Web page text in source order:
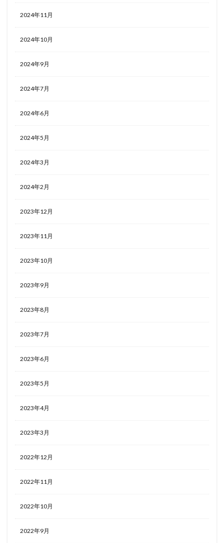
2024年11月
2024年10月
2024年9月
2024年7月
2024年6月
2024年5月
2024年3月
2024年2月
2023年12月
2023年11月
2023年10月
2023年9月
2023年8月
2023年7月
2023年6月
2023年5月
2023年4月
2023年3月
2022年12月
2022年11月
2022年10月
2022年9月